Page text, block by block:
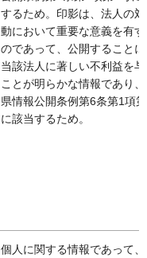
するため。印影は、法人の
動において重要な意義を有
のであって、公開すること
当該法人に著しい不利益を
ことが明らかな情報であり
県情報公開条例第6条第1項
に該当するため。
個人に関する情報であって